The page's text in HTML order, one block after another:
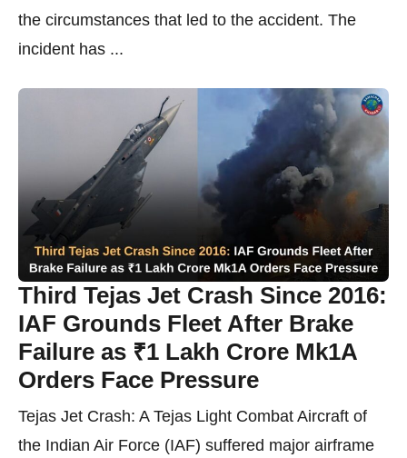
the circumstances that led to the accident. The
incident has ...
Third Tejas Jet Crash Since 2016:
IAF Grounds Fleet After Brake
Failure as ₹1 Lakh Crore Mk1A
Orders Face Pressure
Tejas Jet Crash: A Tejas Light Combat Aircraft of
the Indian Air Force (IAF) suffered major airframe